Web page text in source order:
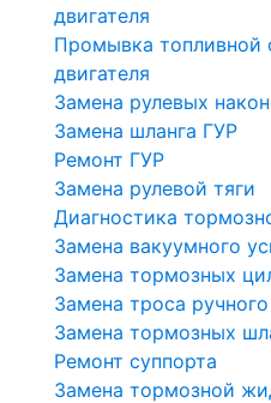
двигателя
Промывка топливной
двигателя
Замена рулевых
Замена шланга ГУР
Ремонт ГУР
Замена рулевой тяги
Диагностика
Замена вакуумного
Замена тормозных
Замена троса
Замена тормозных
Ремонт суппорта
Замена тормозной